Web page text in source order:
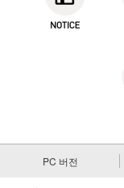
PC 버전